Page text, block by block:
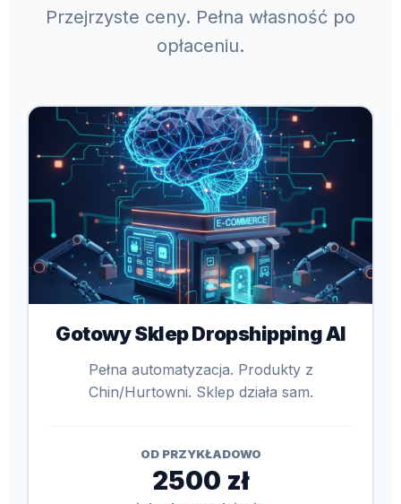
Przejrzyste ceny. Pełna własność po
opłaceniu.
Gotowy Sklep Dropshipping AI
Pełna automatyzacja. Produkty z
Chin/Hurtowni. Sklep działa sam.
OD PRZYKŁADOWO
2500 zł